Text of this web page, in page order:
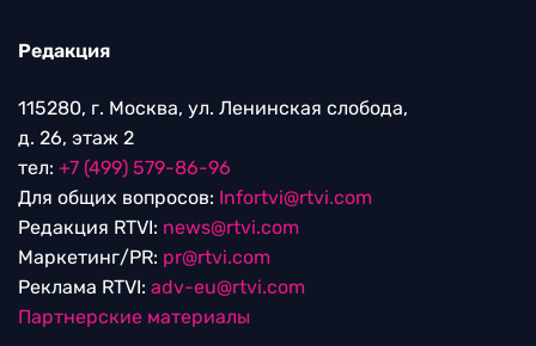
Редакция
115280, г. Москва, ул. Ленинская слобода,
д. 26, этаж 2
тел: +7 (499) 579-86-96
Для общих вопросов: Infortvi@rtvi.com
Редакция RTVI: news@rtvi.com
Маркетинг/PR: pr@rtvi.com
Реклама RTVI: adv-eu@rtvi.com
Партнерские материалы